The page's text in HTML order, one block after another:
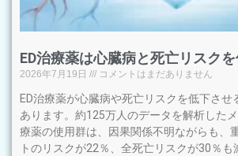
ED治療薬は心臓病と死亡リスク
2026年7月19日 コメントはまだありません
ED治療薬が心臓病や死亡リスクを低下させ
あります。約125万人のデータを解析した
療薬の使用群は、因果関係不明ながらも、
トのリスクが22％、全死亡リスクが30％も